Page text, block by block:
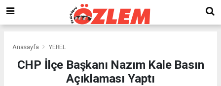
Anasayfa YEREL
CHP İlçe Başkanı Nazım Kale Basın
Açıklaması Yaptı